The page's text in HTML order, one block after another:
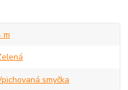
m
smyčka